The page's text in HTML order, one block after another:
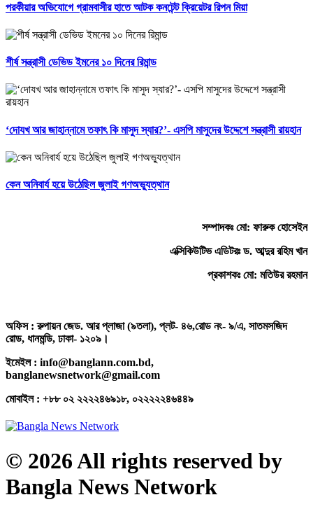
পরকীয়ার অভিযোগে গ্রামবাসীর হাতে আটক কনটেন্ট ক্রিয়েটর রিপন মিয়া
শীর্ষ সন্ত্রাসী ডেভিড ইমনের ১০ দিনের রিমান্ড
‘দোযখ আর জাহান্নামে তফাৎ কি মাসুদ স্যার?’- এসপি মাসুদের উদ্দেশে সন্ত্রাসী রায়হান
কেন অনিবার্য হয়ে উঠেছিল জুলাই গণঅভ্যুত্থান
সম্পাদকঃ মো: ফারুক হোসেইন
এক্সিকিউটিভ এডিটরঃ ড. আব্দুর রহিম খান
প্রকাশকঃ মো: মতিউর রহমান
অফিস : রুপায়ন জেড. আর প্লাজা (৯তলা), প্লট- ৪৬,রোড নং- ৯/এ, সাতমসজিদ
রোড, ধানমন্ডি, ঢাকা- ১২০৯।
ইমেইল : info@banglann.com.bd,
banglanewsnetwork@gmail.com
মোবাইল : +৮৮ ০২ ২২২২৪৬৯১৮, ০২২২২২৪৬৪৪৯
© 2026 All rights reserved by
Bangla News Network